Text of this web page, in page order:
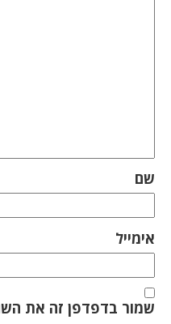
שם
אימייל
שמור בדפדפן זה את